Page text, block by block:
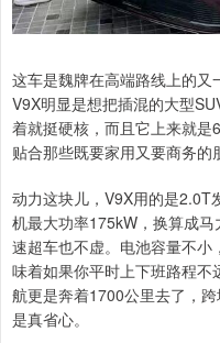
这车是魏牌在高端路线上的
V9X明显是想把插混的大型
着就挺硬核，而且它上来就
贴合那些既要家用又要商务的
动力这块儿，V9X用的是2.0T
机最大功率175kW，换算成
速超车也不虚。电池容量不
味着如果你平时上下班路程
航更是奔着1700公里去了，
是真省心。